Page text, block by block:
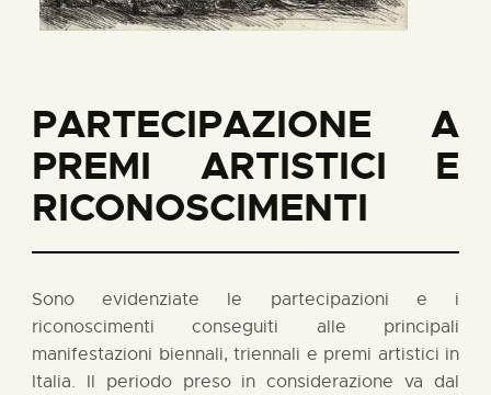
PARTECIPAZIONE A
PREMI ARTISTICI E
RICONOSCIMENTI
Sono evidenziate le partecipazioni e i
riconoscimenti conseguiti alle principali
manifestazioni biennali, triennali e premi artistici in
Italia. Il periodo preso in considerazione va dal